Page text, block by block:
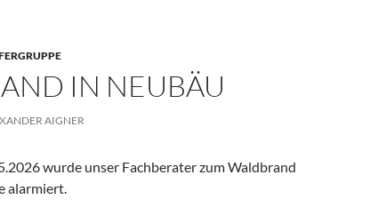
IN NEUBÄU
AIGNER
wurde unser Fachberater zum Waldbrand
alarmiert.